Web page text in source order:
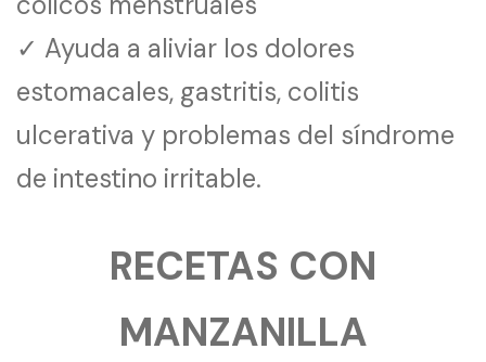
✓ Ayuda a aliviar los dolores
estomacales, gastritis, colitis
ulcerativa y problemas del síndrome
de intestino irritable.
RECETAS CON
MANZANILLA